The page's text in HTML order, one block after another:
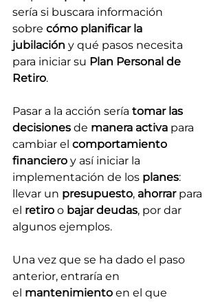
sería si buscara información
sobre cómo planificar la
jubilación y qué pasos necesita
para iniciar su Plan Personal de
Retiro.
Pasar a la acción sería tomar las
decisiones de manera activa para
cambiar el comportamiento
financiero y así iniciar la
implementación de los planes:
llevar un presupuesto, ahorrar para
el retiro o bajar deudas, por dar
algunos ejemplos.
Una vez que se ha dado el paso
anterior, entraría en
el mantenimiento en el que